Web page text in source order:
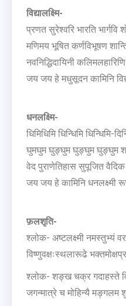
विद्यालक्ष्मि-
प्रणत सुरेश्वरि भारति भार्गवि
मणिमय भूषित कर्णविभूषण
नवनिद्धिदायिनी
जय जय हे मधुसूदन कामिनि
धनलक्ष्मि-
धिमिधिमि धिन्धिमि धिन्धिमि-
घुमघुम घुङ्घुम घुङ्घुम घुङ्घुम
वेद पुराणेतिहास सुपूजित वैदिक
जय जय हे कामिनि धनलक्ष्मी
फ़लशृति-
श्लोक- अष्टलक्ष्मी नमस्तुभ्यं
विष्णुवक्षःस्थलारूढे
श्लोक- शङ्ख चक्र गदाहस्ते
जगन्मात्रे च मोहिन्यै